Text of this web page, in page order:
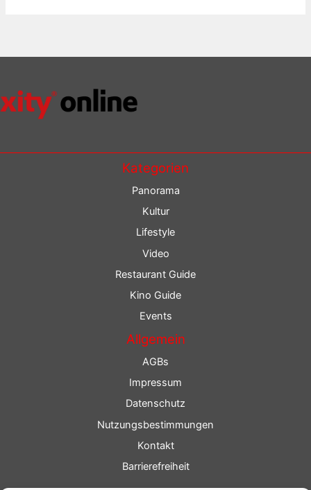
Kategorien
Panorama
Kultur
Lifestyle
Video
Restaurant Guide
Kino Guide
Events
Allgemein
AGBs
Impressum
Datenschutz
Nutzungsbestimmungen
Kontakt
Barrierefreiheit